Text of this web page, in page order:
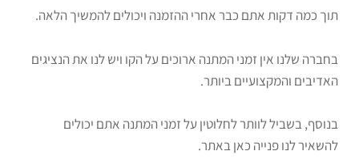
תוך כמה דקות אתם כבר אחרי ההזמנה ויכולים להמשיך הלאה.
בחברה שלנו אין זמני המתנה ארוכים על הקו ויש לנו את הנציגים
האדיבים והמקצועיים ביותר.
בנוסף, בשביל לוותר לחלוטין על זמני המתנה אתם יכולים
להשאיר לנו פנייה כאן באתר.